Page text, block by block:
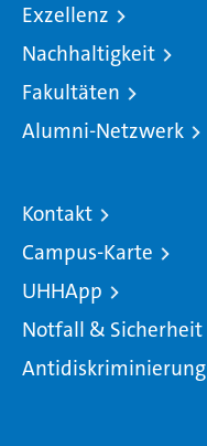
Exzellenz
Nachhaltigkeit
Fakultäten
Alumni-Netzwerk
Kontakt
Campus-Karte
UHHApp
Notfall & Sicherheit
Antidiskriminierung